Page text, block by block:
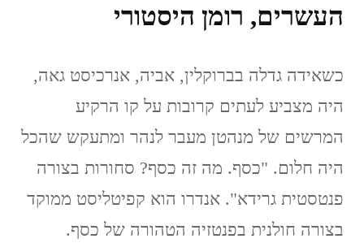
העשרים, רומן היסטורי
כשאידה גדלה בברוקלין, אביה, אנרכיסט גאה,
היה מצביע לעתים קרובות על קו הרקיע
המרשים של מנהטן מעבר לנהר ומתעקש שהכל
היה חלום. "כסף. מה זה כסף? סחורות בצורה
פנטסטית גרידא". אנדרו הוא קפיטליסט ממוקד
בצורה חולנית בפנטזיה הטהורה של כסף.